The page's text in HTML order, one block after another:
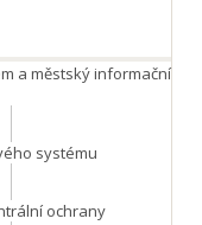
a městský informační
systému
ochrany